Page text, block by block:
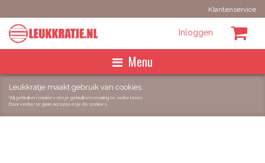
Klantenservice
Inloggen
Menu
Homepage
Maak het zelf
Leukkratje maakt gebruik van cookies.
Wij gebruiken cookies om je gebruikerservaring te verbeteren.
Door verder te gaan accepteer je de cookies.